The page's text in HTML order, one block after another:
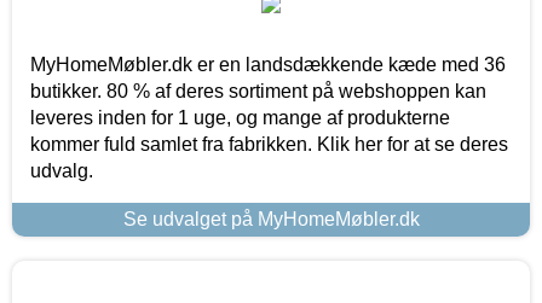
MyHomeMøbler.dk er en landsdækkende kæde med 36
butikker. 80 % af deres sortiment på webshoppen kan
leveres inden for 1 uge, og mange af produkterne
kommer fuld samlet fra fabrikken. Klik her for at se deres
udvalg.
Se udvalget på MyHomeMøbler.dk